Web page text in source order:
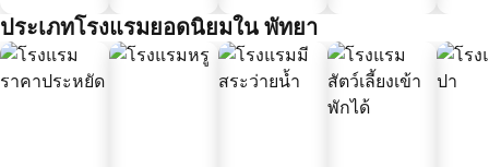
ประเภทโรงแรมยอดนิยมใน พัทยา